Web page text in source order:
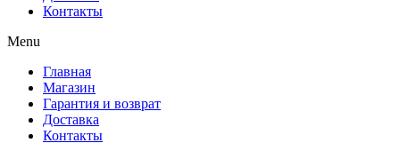
Контакты
Menu
Главная
Магазин
Гарантия и возврат
Доставка
Контакты